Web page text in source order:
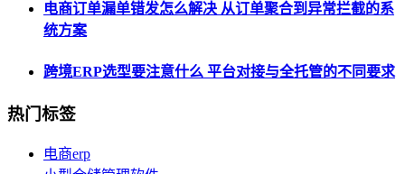
电商订单漏单错发怎么解决 从订单聚合到异常拦截的系
统方案
跨境ERP选型要注意什么 平台对接与全托管的不同要求
热门标签
电商erp